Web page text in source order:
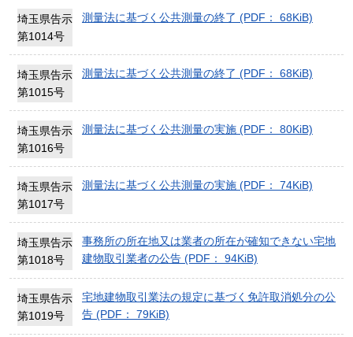
埼玉県告示
第1014号
測量法に基づく公共測量の終了 (PDF： 68KiB)
埼玉県告示
第1015号
測量法に基づく公共測量の終了 (PDF： 68KiB)
埼玉県告示
第1016号
測量法に基づく公共測量の実施 (PDF： 80KiB)
埼玉県告示
第1017号
測量法に基づく公共測量の実施 (PDF： 74KiB)
埼玉県告示
第1018号
事務所の所在地又は業者の所在が確知できない宅地
建物取引業者の公告 (PDF： 94KiB)
埼玉県告示
第1019号
宅地建物取引業法の規定に基づく免許取消処分の公
告 (PDF： 79KiB)